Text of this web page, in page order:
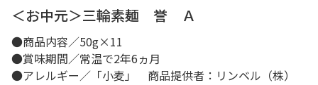
＜お中元＞三輪素麺 誉 Ａ
●商品内容／50g×11
●賞味期間／常温で2年6ヵ月
●アレルギー／「小麦」 商品提供者：リンベル（株）